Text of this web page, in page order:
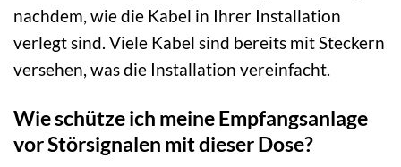
nachdem, wie die Kabel in Ihrer Installation
verlegt sind. Viele Kabel sind bereits mit Steckern
versehen, was die Installation vereinfacht.
Wie schütze ich meine Empfangsanlage
vor Störsignalen mit dieser Dose?